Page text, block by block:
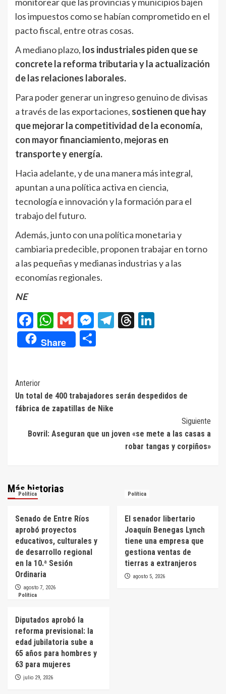
los impuestos como se habían comprometido en el
pacto fiscal, entre otras cosas.
A mediano plazo, los industriales piden que se
concrete la reforma tributaria y la actualización
de las relaciones laborales.
Para poder generar un ingreso genuino de divisas
a través de las exportaciones, sostienen que hay
que mejorar la competitividad de la economía,
con mayor financiamiento, mejoras en
transporte y energía.
Hacia adelante, y de una manera más integral,
apuntan a una política activa en ciencia,
tecnología e innovación y la formación para el
trabajo del futuro.
Además, junto con una política monetaria y
cambiaria predecible, proponen trabajar en torno
a las pequeñas y medianas industrias y a las
economías regionales.
NE
Facebook
WhatsApp
GmailMessenger
Telegram
Threads
Share
Navegación
de
entradas
Anterior
Un total de 400 trabajadores serán despedidos de
fábrica de zapatillas de Nike
Siguiente
Bovril: Aseguran que un joven «se mete a las casas a
robar tangas y corpiños»
Más historias
Política
Senado de Entre Ríos
aprobó proyectos
educativos, culturales y
de desarrollo regional
en la 10.ª Sesión
Ordinaria
agosto 7, 2026
Política
El senador libertario
Joaquín Benegas Lynch
tiene una empresa que
gestiona ventas de
tierras a extranjeros
agosto 5, 2026
Política
Diputados aprobó la
reforma previsional: la
edad jubilatoria sube a
65 años para hombres y
63 para mujeres
julio 29, 2026